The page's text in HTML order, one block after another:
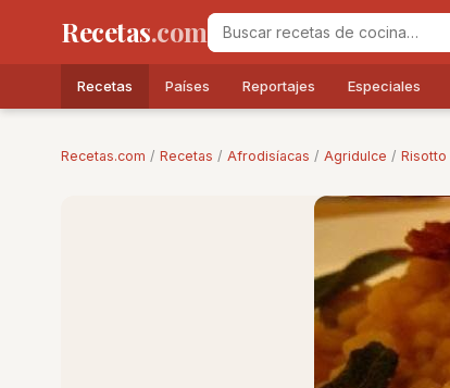
Recetas.com
Recetas Países Reportajes Especiales
Recetas.com / Recetas / Afrodisíacas / Agridulce / Risotto